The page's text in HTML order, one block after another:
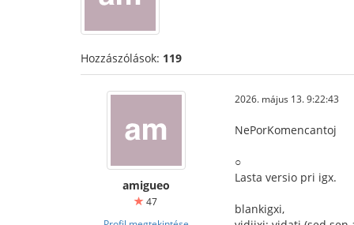
Hozzászólások: 119
amigueo
47
2026. május 13. 9:22:43
NePorKomencantoj
○
Lasta versio pri igx.
blankigxi,